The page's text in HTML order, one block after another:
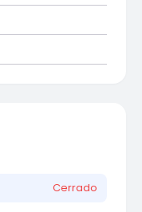
Cerrado